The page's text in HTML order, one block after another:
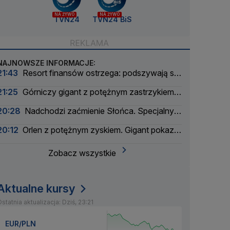
NA ŻYWO
TVN24
NA ŻYWO
TVN24 BiS
INFORMACJE:
Resort finansów ostrzega: podszywają się
Górniczy gigant z potężnym zastrzykiem
Nadchodzi zaćmienie Słońca. Specjalny
Orlen z potężnym zyskiem. Gigant pokazał
Zobacz wszystkie
kursy
aktualizacja: Dziś, 23:21
EUR/PLN